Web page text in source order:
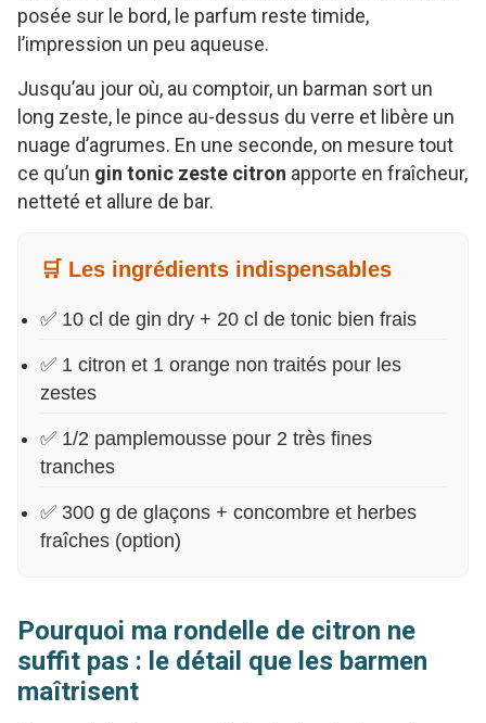
posée sur le bord, le parfum reste timide,
l’impression un peu aqueuse.
Jusqu’au jour où, au comptoir, un barman sort un
long zeste, le pince au-dessus du verre et libère un
nuage d’agrumes. En une seconde, on mesure tout
ce qu’un gin tonic zeste citron apporte en fraîcheur,
netteté et allure de bar.
🛒 Les ingrédients indispensables
✅ 10 cl de gin dry + 20 cl de tonic bien frais
✅ 1 citron et 1 orange non traités pour les
zestes
✅ 1/2 pamplemousse pour 2 très fines
tranches
✅ 300 g de glaçons + concombre et herbes
fraîches (option)
Pourquoi ma rondelle de citron ne
suffit pas : le détail que les barmen
maîtrisent